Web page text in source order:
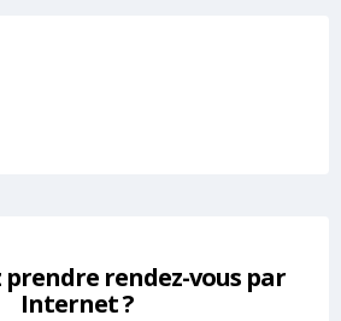
prendre rendez-vous par
Internet ?